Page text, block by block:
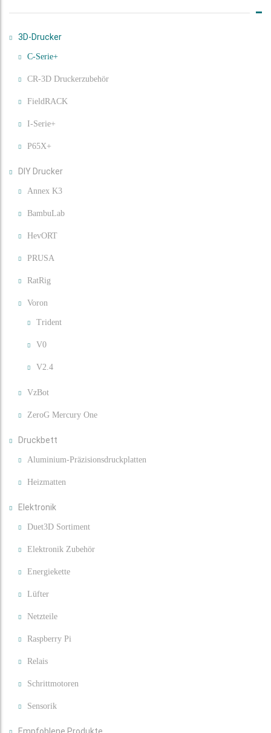
3D-Drucker
C-Serie+
CR-3D Druckerzubehör
FieldRACK
I-Serie+
P65X+
DIY Drucker
Annex K3
BambuLab
HevORT
PRUSA
RatRig
Voron
Trident
V0
V2.4
VzBot
ZeroG Mercury One
Druckbett
Aluminium-Präzisionsdruckplatten
Heizmatten
Elektronik
Duet3D Sortiment
Elektronik Zubehör
Energiekette
Lüfter
Netzteile
Raspberry Pi
Relais
Schrittmotoren
Sensorik